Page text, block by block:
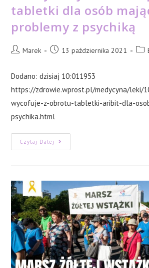
tabletki dla osób
problemy z psychiką
PostMarek
Post13 października 2021
Post
Dodano: dzisiaj 10:011953
https://zdrowie.wprost.pl/medycyna/leki/
wycofuje-z-obrotu-tabletki-aribit-dla-
psychika.html
Czytaj Dalej GIF
Wycofuje
Osób
Mających
Problemy
Z
Psychiką